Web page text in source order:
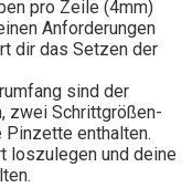
pro Zeile (4mm)
Anforderungen
dir das Setzen der
sind der
zwei Schrittgrößen-
enthalten.
loszulegen und deine